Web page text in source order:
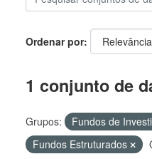
Ordenar por
1 conjunto de
Grupos:
Fundos de
Fundos Estruturados